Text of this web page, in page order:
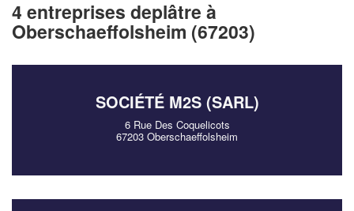
4 entreprises deplâtre à
Oberschaeffolsheim (67203)
SOCIÉTÉ M2S (SARL)
6 Rue Des Coquelicots
67203 Oberschaeffolsheim
✕
professionnel ?